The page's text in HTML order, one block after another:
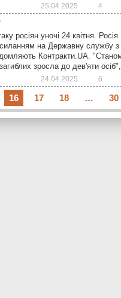
25.04.2025 4
росіян уночі 24 квітня.
на Державну службу з
Контракти.UA.
загиблих зросла до дев'яти
24.04.2025 6
16 17 18 … 30